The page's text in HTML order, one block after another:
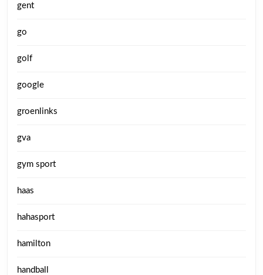
gent
go
golf
google
groenlinks
gva
gym sport
haas
hahasport
hamilton
handball